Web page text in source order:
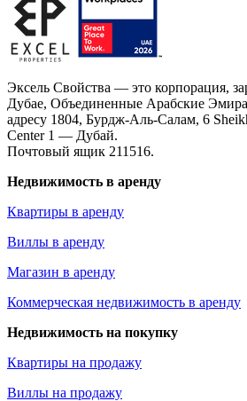
Эксель Свойства — это корпорация,
Дубае, Объединенные Арабские
адресу 1804, Бурдж-Аль-Салам, 6
Center 1 — Дубай.
Почтовый ящик 211516.
Недвижимость в аренду
Квартиры в аренду
Виллы в аренду
Магазин в аренду
Коммерческая недвижимость в аренду
Недвижимость на покупку
Квартиры на продажу
Виллы на продажу